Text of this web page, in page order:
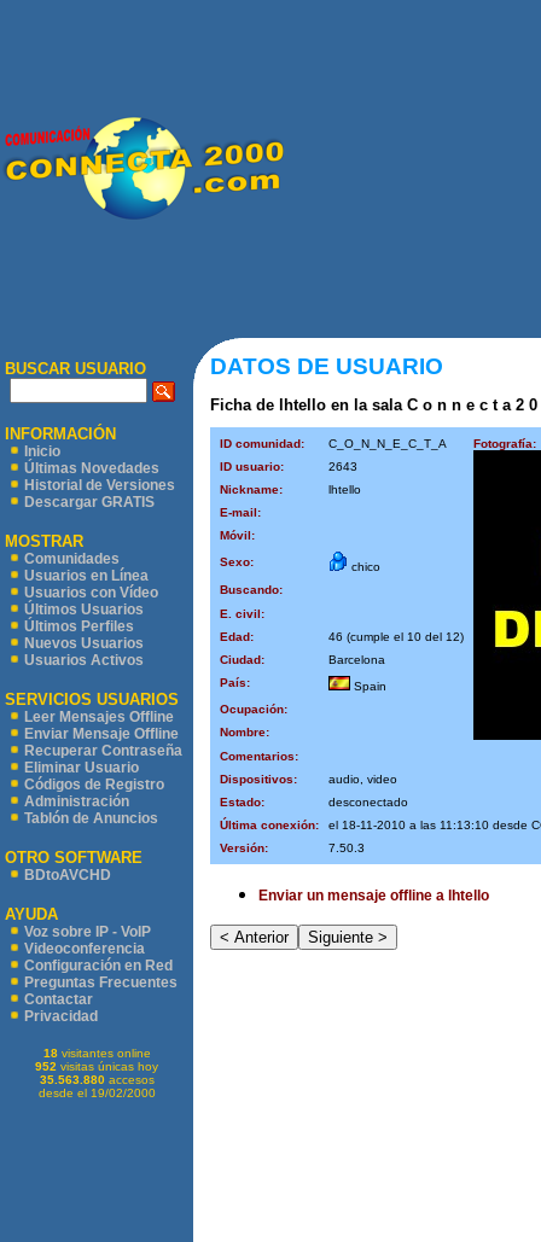
BUSCAR USUARIO
INFORMACIÓN
Inicio
Últimas Novedades
Historial de Versiones
Descargar GRATIS
MOSTRAR
Comunidades
Usuarios en Línea
Usuarios con Vídeo
Últimos Usuarios
Últimos Perfiles
Nuevos Usuarios
Usuarios Activos
SERVICIOS USUARIOS
Leer Mensajes Offline
Enviar Mensaje Offline
Recuperar Contraseña
Eliminar Usuario
Códigos de Registro
Administración
Tablón de Anuncios
OTRO SOFTWARE
BDtoAVCHD
AYUDA
Voz sobre IP - VoIP
Videoconferencia
Configuración en Red
Preguntas Frecuentes
Contactar
Privacidad
18visitantes online
952 visitas únicas hoy
35.563.880accesos
desde el 19/02/2000
DATOS DE USUARIO
Ficha de lhtello en la sala C o n n e c t a 2 0
ID comunidad: C_O_N_N_E_C_T_A
Fotografía:
ID usuario:
2643
Nickname:
lhtello
E-mail:
Móvil:
Sexo:
chico
Buscando:
E. civil:
Edad:
46 (cumple el 10 del 12)
Ciudad:
Barcelona
País:
Spain
Ocupación:
Nombre:
Comentarios:
Dispositivos:
audio, video
Estado:
desconectado
Última conexión:
el 18-11-2010 a las 11:13:10 desde
Versión:
7.50.3
Enviar un mensaje offline a lhtello